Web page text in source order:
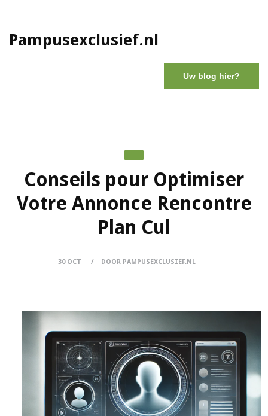
Pampusexclusief.nl
Uw blog hier?
Conseils pour Optimiser
Votre Annonce Rencontre
Plan Cul
30 OCT DOOR PAMPUSEXCLUSIEF.NL